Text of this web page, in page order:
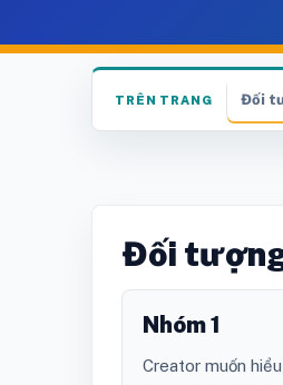
TRÊN TRANG Đối
Đối
Nhóm 1
Creator muốn